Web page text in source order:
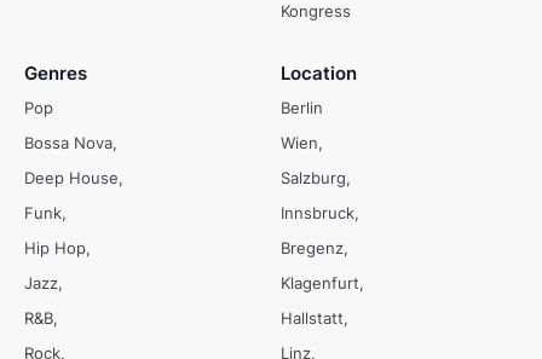
Kongress
Genres
Pop
Bossa Nova
Deep House
Funk
Hip Hop
Jazz
R&B
Rock
Location
Berlin
Wien
Salzburg
Innsbruck
Bregenz
Klagenfurt
Hallstatt
Linz